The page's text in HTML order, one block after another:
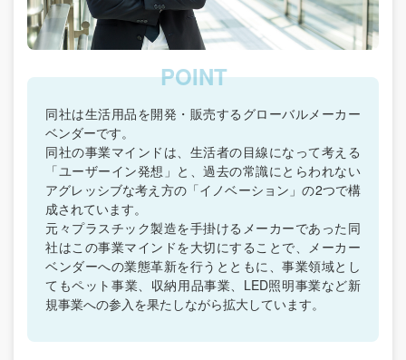
同社は生活用品を開発・販売するグローバルメーカー
ベンダーです。
同社の事業マインドは、生活者の目線になって考える
「ユーザーイン発想」と、過去の常識にとらわれない
アグレッシブな考え方の「イノベーション」の2つで構
成されています。
元々プラスチック製造を手掛けるメーカーであった同
社はこの事業マインドを大切にすることで、メーカー
ベンダーへの業態革新を行うとともに、事業領域とし
てもペット事業、収納用品事業、LED照明事業など新
規事業への参入を果たしながら拡大しています。